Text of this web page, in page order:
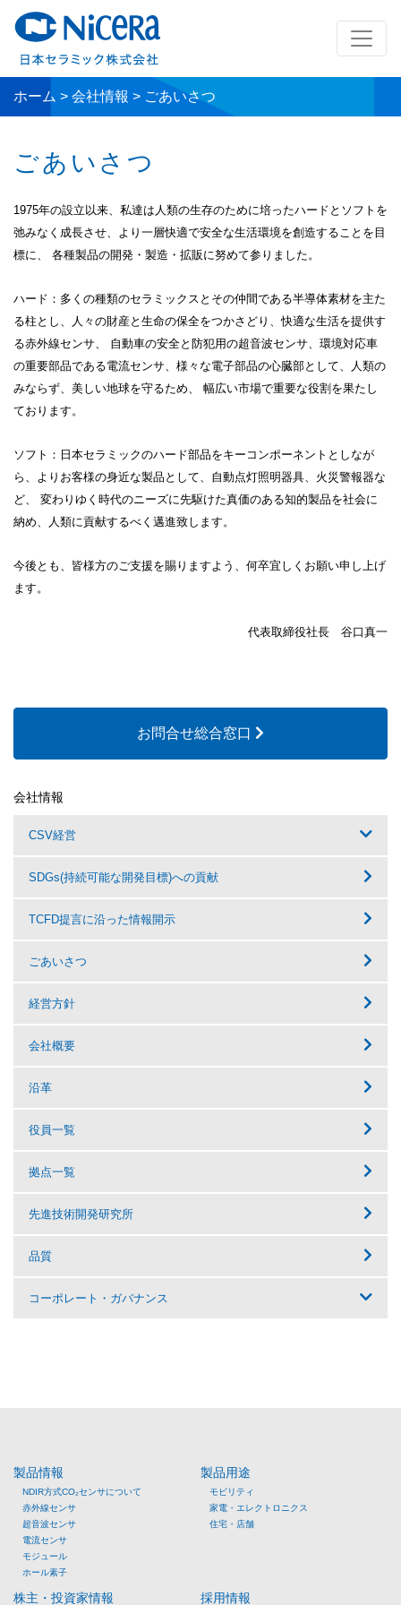
ホーム > 会社情報 > ごあいさつ
ごあいさつ
1975年の設立以来、私達は人類の生存のために培ったハードとソフトを
弛みなく成長させ、より一層快適で安全な生活環境を創造することを目
標に、 各種製品の開発・製造・拡販に努めて参りました。
ハード：多くの種類のセラミックスとその仲間である半導体素材を主た
る柱とし、人々の財産と生命の保全をつかさどり、快適な生活を提供す
る赤外線センサ、 自動車の安全と防犯用の超音波センサ、環境対応車
の重要部品である電流センサ、様々な電子部品の心臓部として、人類の
みならず、美しい地球を守るため、 幅広い市場で重要な役割を果たし
ております。
ソフト：日本セラミックのハード部品をキーコンポーネントとしなが
ら、よりお客様の身近な製品として、自動点灯照明器具、火災警報器な
ど、 変わりゆく時代のニーズに先駆けた真価のある知的製品を社会に
納め、人類に貢献するべく邁進致します。
今後とも、皆様方のご支援を賜りますよう、何卒宜しくお願い申し上げ
ます。
代表取締役社長 谷口真一
お問合せ総合窓口
会社情報
CSV経営
SDGs(持続可能な開発目標)への貢献
TCFD提言に沿った情報開示
ごあいさつ
経営方針
会社概要
沿革
役員一覧
拠点一覧
先進技術開発研究所
品質
コーポレート・ガバナンス
製品情報
NDIR方式CO₂センサについて
赤外線センサ
超音波センサ
電流センサ
モジュール
ホール素子
製品用途
モビリティ
家電・エレクトロニクス
住宅・店舗
株主・投資家情報 採用情報